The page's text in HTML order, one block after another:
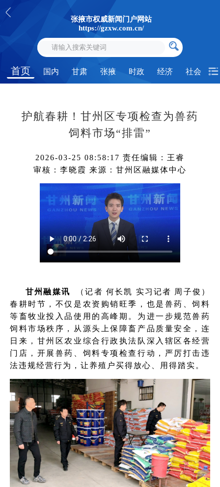
张掖市权威新闻门户网站
https://gzxw.com.cn/
首页 国内 甘肃 张掖 时政 经济 社会
护航春耕！甘州区专项检查为兽药
饲料市场“排雷”
2026-03-25 08:58:17 责任编辑：王睿
审核：李晓霞 来源：甘州区融媒体中心
甘州融媒讯
（记者 何长凯 实习记者 周子俊）
春耕时节，不仅是农资购销旺季，也是兽药、饲料
等畜牧业投入品使用的高峰期。为进一步规范兽药
饲料市场秩序，从源头上保障畜产品质量安全，连
日来，甘州区农业综合行政执法队深入辖区各经营
门店，开展兽药、饲料专项检查行动，严厉打击违
法违规经营行为，让养殖户买得放心、用得踏实。